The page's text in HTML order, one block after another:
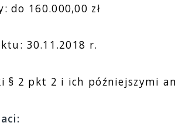
do 160.000,00 zł
30.11.2018 r.
§ 2 pkt 2 i ich późniejszymi